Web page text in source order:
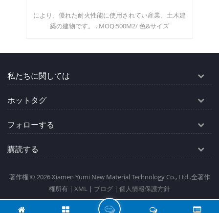
ロックウールサンドイッチパネルは、防火、断熱、吸
音、遮音に顕著な効果があります。moq：500㎡カラ
私たちに関しては
ホットタグ
フォローする
購読する
著作権 © 2026 Xiamen Yumi New Material Technology Co., Ltd..全著作
権所有 | XML | ブログ | 個人情報保護方針